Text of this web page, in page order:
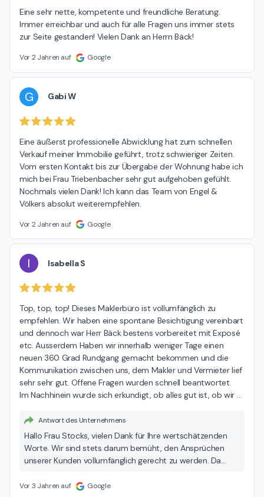
Eine sehr nette, kompetente und freundliche Beratung.
Immer erreichbar und auch für alle Fragen uns immer stets
zur Seite gestanden! Vielen Dank an Herrn Bäck!
Vor 2 Jahren auf Google
G Gabi W
Eine äußerst professionelle Abwicklung hat zum schnellen
Verkauf meiner Immobilie geführt, trotz schwieriger Zeiten.
Vom ersten Kontakt bis zur Übergabe der Wohnung habe ich
mich bei Frau Triebenbacher sehr gut aufgehoben gefühlt.
Nochmals vielen Dank! Ich kann das Team von Engel &
Völkers absolut weiterempfehlen.
Vor 2 Jahren auf Google
I Isabella S
Top, top, top! Dieses Maklerbüro ist vollumfänglich zu
empfehlen. Wir haben eine spontane Besichtigung vereinbart
und dennoch war Herr Bäck bestens vorbereitet mit Exposé
etc. Ausserdem Haben wir innerhalb weniger Tage einen
neuen 360 Grad Rundgang gemacht bekommen und die
Kommunikation zwischen uns, dem Makler und Vermieter lief
sehr sehr gut. Offene Fragen wurden schnell beantwortet.
Im Nachhinein wurde sich erkundigt, ob alles gut ist, ob wir …
Antwort des Unternehmens
Hallo Frau Stocks, vielen Dank für Ihre wertschätzenden
Worte. Wir sind stets darum bemüht, den Ansprüchen
unserer Kunden vollumfänglich gerecht zu werden. Da
Zusammenarbeit und unseren Service als durchweg
Vor 3 Jahren auf Google